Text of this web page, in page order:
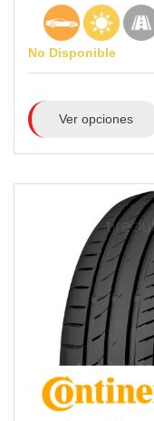
No Disponible
Ver opciones